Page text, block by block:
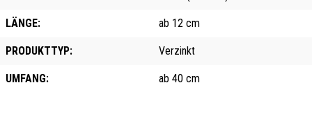
LÄNGE: ab 12 cm
PRODUKTTYP: Verzinkt
UMFANG: ab 40 cm